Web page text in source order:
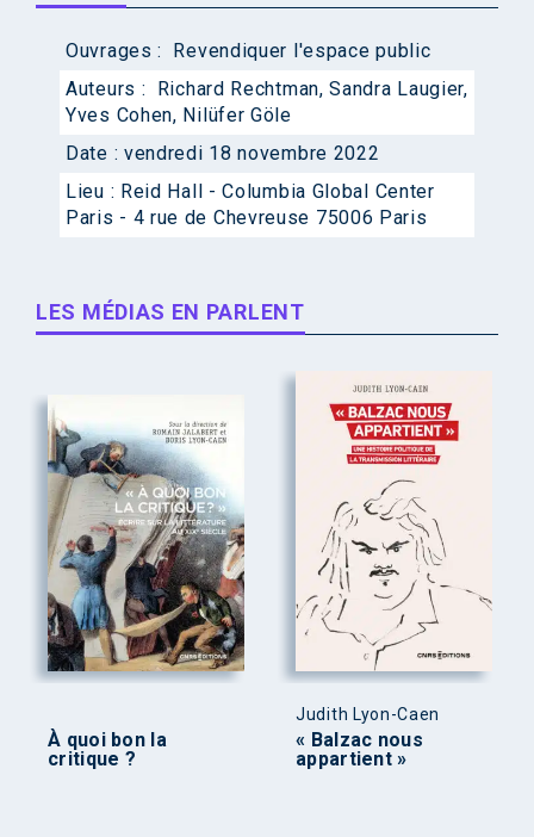
Ouvrages :
Revendiquer l'espace public
Auteurs :
Richard Rechtman,Sandra Laugier,
Yves Cohen, Nilüfer Göle
Date : vendredi 18 novembre 2022
Lieu : Reid Hall - Columbia Global Center
Paris - 4 rue de Chevreuse 75006 Paris
LES MÉDIAS EN PARLENT
À quoi bon la
critique ?
Judith Lyon-Caen
« Balzac nous
appartient »